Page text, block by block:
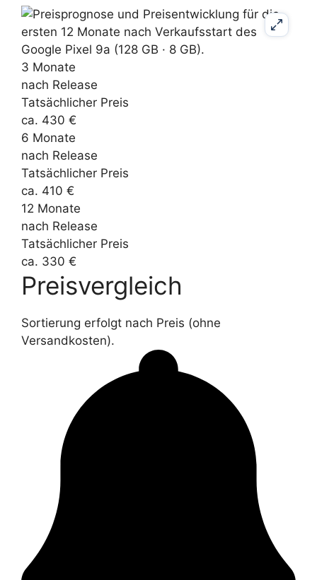
3 Monate
nach Release
Tatsächlicher Preis
ca. 430 €
6 Monate
nach Release
Tatsächlicher Preis
ca. 410 €
12 Monate
nach Release
Tatsächlicher Preis
ca. 330 €
Preisvergleich
Sortierung erfolgt nach Preis (ohne
Versandkosten).